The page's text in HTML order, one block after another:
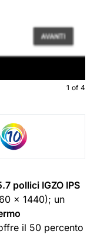
1 of 4
pollici IGZO IPS
x 1440); un
il 50 percento